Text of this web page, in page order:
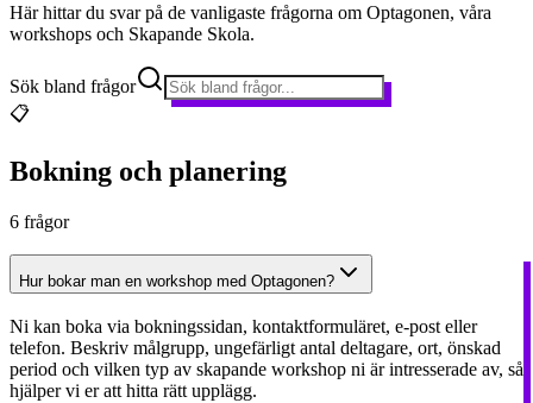
Här hittar du svar på de vanligaste frågorna om Optagonen, våra
workshops och Skapande Skola.
Sök bland frågor
📋
Bokning och planering
6 frågor
Hur bokar man en workshop med Optagonen?
Ni kan boka via bokningssidan, kontaktformuläret, e-post eller
telefon. Beskriv målgrupp, ungefärligt antal deltagare, ort, önskad
period och vilken typ av skapande workshop ni är intresserade av, så
hjälper vi er att hitta rätt upplägg.